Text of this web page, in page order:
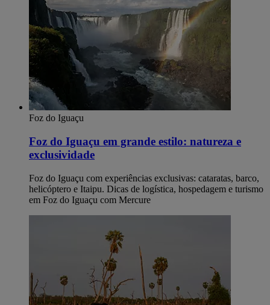
Foz do Iguaçu
Foz do Iguaçu em grande estilo: natureza e
exclusividade
Foz do Iguaçu com experiências exclusivas: cataratas, barco,
helicóptero e Itaipu. Dicas de logística, hospedagem e turismo
em Foz do Iguaçu com Mercure